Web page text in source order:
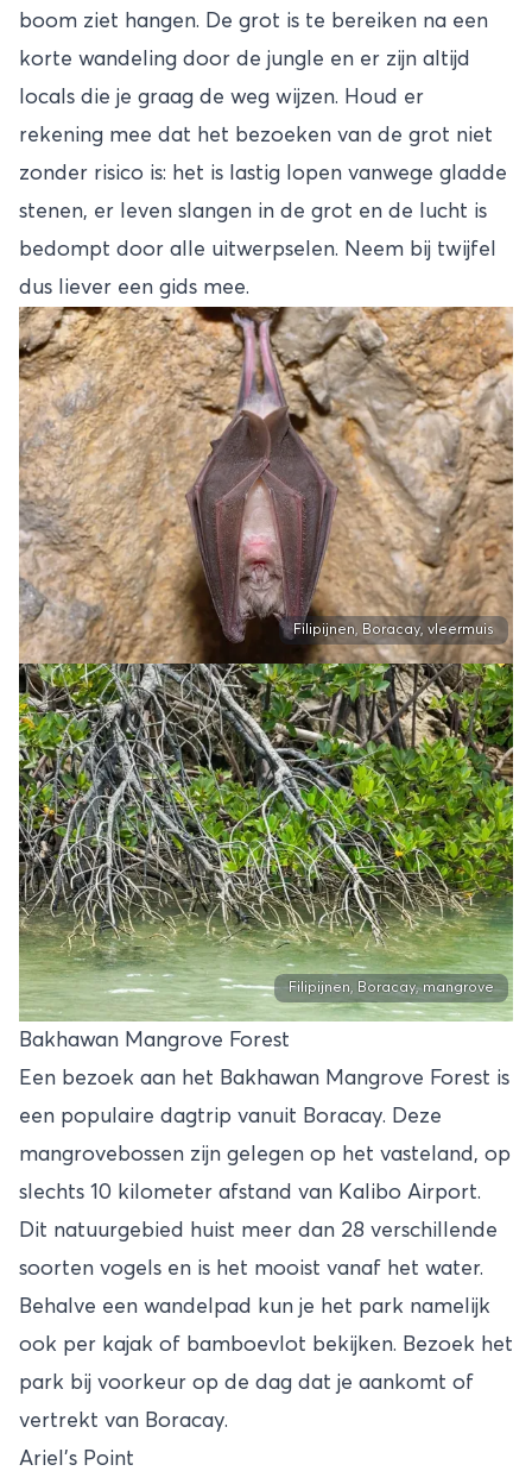
boom ziet hangen. De grot is te bereiken na een
korte wandeling door de jungle en er zijn altijd
locals die je graag de weg wijzen. Houd er
rekening mee dat het bezoeken van de grot niet
zonder risico is: het is lastig lopen vanwege gladde
stenen, er leven slangen in de grot en de lucht is
bedompt door alle uitwerpselen. Neem bij twijfel
dus liever een gids mee.
Filipijnen, Boracay, vleermuis
Filipijnen, Boracay, mangrove
Bakhawan Mangrove Forest
Een bezoek aan het Bakhawan Mangrove Forest is
een populaire dagtrip vanuit Boracay. Deze
mangrovebossen zijn gelegen op het vasteland, op
slechts 10 kilometer afstand van Kalibo Airport.
Dit natuurgebied huist meer dan 28 verschillende
soorten vogels en is het mooist vanaf het water.
Behalve een wandelpad kun je het park namelijk
ook per kajak of bamboevlot bekijken. Bezoek het
park bij voorkeur op de dag dat je aankomt of
vertrekt van Boracay.
Ariel’s Point